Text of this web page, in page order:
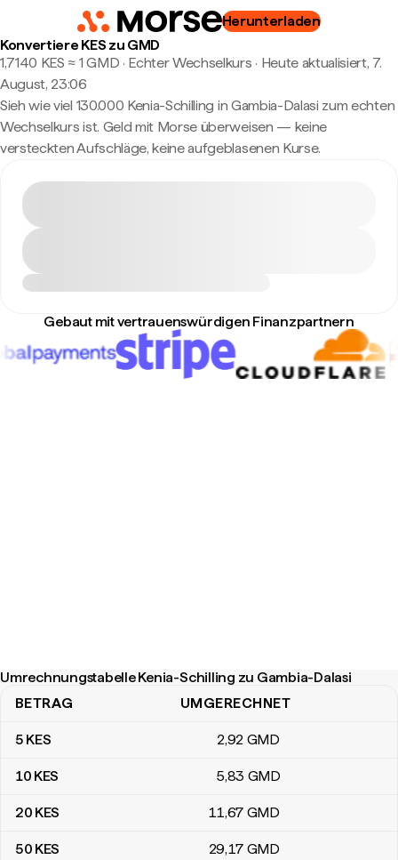
Herunterladen
Konvertiere KES zu GMD
1,7140 KES ≈ 1 GMD · Echter Wechselkurs · Heute aktualisiert, 7.
August, 23:06
Sieh wie viel 130.000 Kenia-Schilling in Gambia-Dalasi zum echten
Wechselkurs ist. Geld mit Morse überweisen — keine
versteckten Aufschläge, keine aufgeblasenen Kurse.
Gebaut mit vertrauenswürdigen Finanzpartnern
Umrechnungstabelle Kenia-Schilling zu Gambia-Dalasi
Umrechnungstabelle Kenia-Schilling zu Gambia-Dalasi
BETRAG UMGERECHNET
5 KES 2,92 GMD
10 KES 5,83 GMD
20 KES 11,67 GMD
50 KES 29,17 GMD